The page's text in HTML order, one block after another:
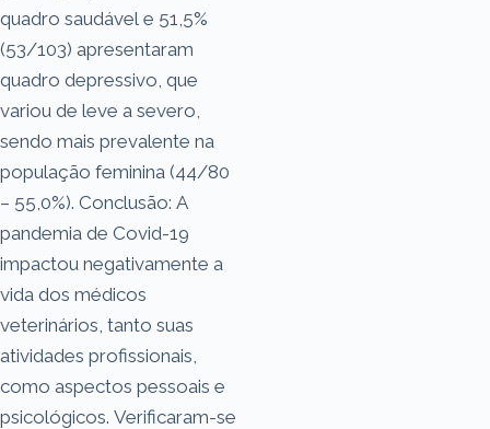
quadro saudável e 51,5%
(53/103) apresentaram
quadro depressivo, que
variou de leve a severo,
sendo mais prevalente na
população feminina (44/80
– 55,0%). Conclusão: A
pandemia de Covid-19
impactou negativamente a
vida dos médicos
veterinários, tanto suas
atividades profissionais,
como aspectos pessoais e
psicológicos. Verificaram-se